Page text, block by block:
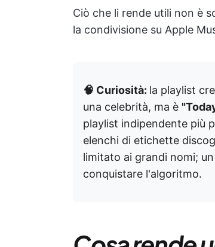
Ciò che li rende utili non è
la condivisione su Apple
🧠 Curiosità: la playlist
una celebrità, ma è
playlist indipendente più
elenchi di etichette
limitato ai grandi nomi;
conquistare l'algoritmo.